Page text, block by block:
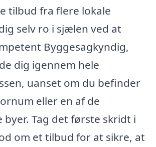
tilbud fra flere lokale
selv ro i sjælen ved at
Byggesagkyndig,
dig igennem hele
uanset om du befinder
eller en af de
Tag det første skridt i
om et tilbud for at sikre, at